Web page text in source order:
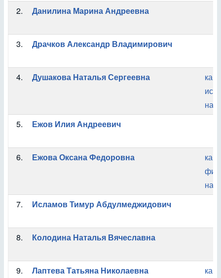
2. Данилина Марина Андреевна
3. Драчков Александр Владимирович
4. Душакова Наталья Сергеевна
наук
5.
Ежов Илия Андреевич
6. Ежова Оксана Федоровна
наук
7.
Исламов Тимур Абдулмеджидович
8. Колодина Наталья Вячеславна
9. Лаптева Татьяна Николаевна